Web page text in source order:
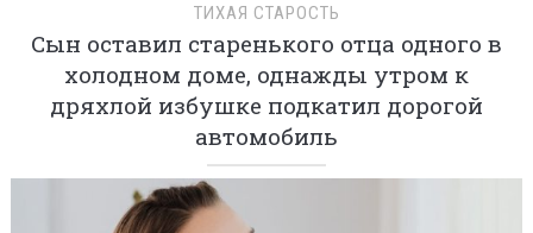
ТИХАЯ СТАРОСТЬ
Сын оставил старенького отца одного в
холодном доме, однажды утром к
дряхлой избушке подкатил дорогой
автомобиль